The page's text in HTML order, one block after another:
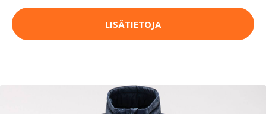
LISÄTIETOJA